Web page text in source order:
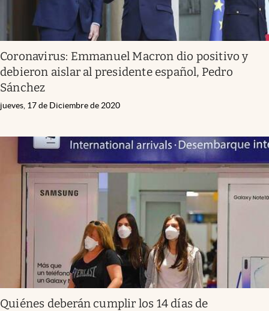
Coronavirus: Emmanuel Macron dio positivo y
debieron aislar al presidente español, Pedro
Sánchez
jueves, 17 de Diciembre de 2020
Quiénes deberán cumplir los 14 días de